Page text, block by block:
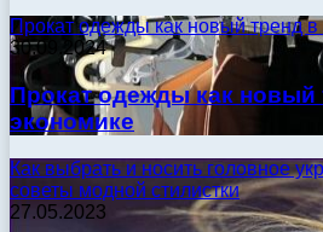
Прокат одежды как новый тренд
30.09.2024
Прокат одежды как новый
экономике
Как выбрать и носить головное
советы модной стилистки
27.05.2023